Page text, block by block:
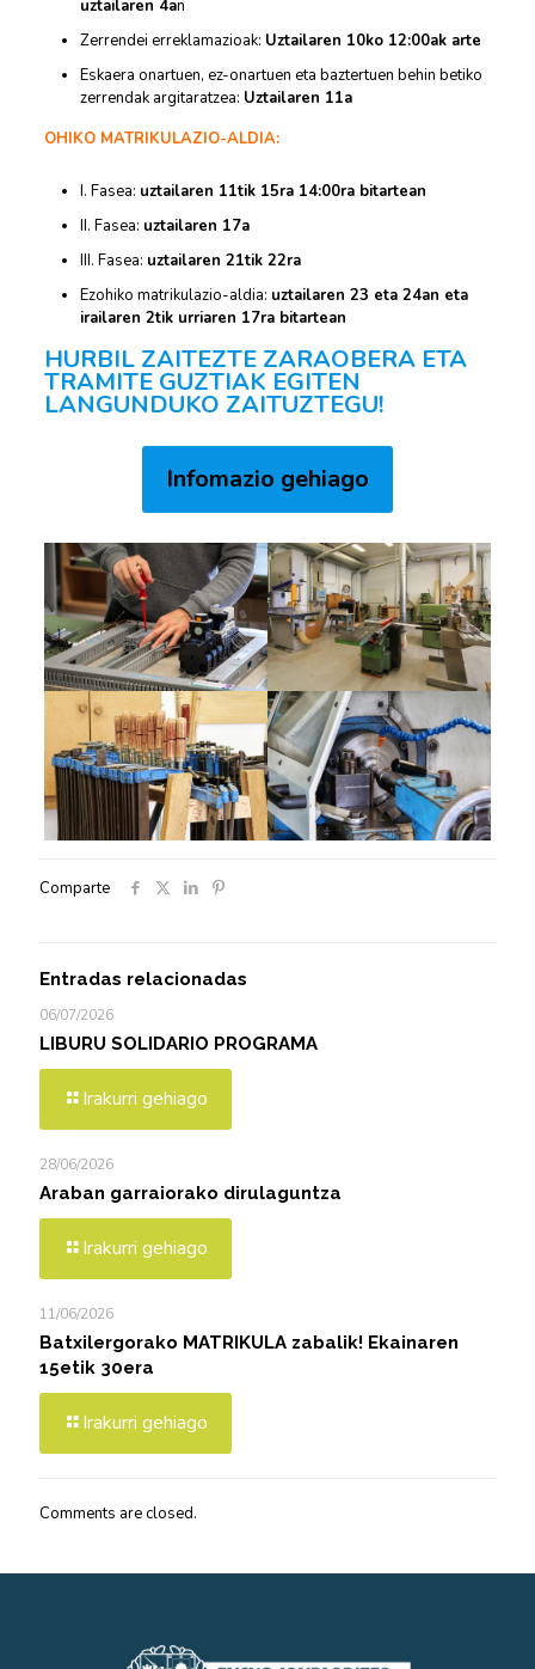
uztailaren 4an
Zerrendei erreklamazioak: Uztailaren 10ko 12:00ak arte
Eskaera onartuen, ez-onartuen eta baztertuen behin betiko
zerrendak argitaratzea: Uztailaren 11a
OHIKO MATRIKULAZIO-ALDIA:
I. Fasea: uztailaren 11tik 15ra 14:00ra bitartean
II. Fasea: uztailaren 17a
III. Fasea: uztailaren 21tik 22ra
Ezohiko matrikulazio-aldia: uztailaren 23 eta 24an eta
irailaren 2tik urriaren 17ra bitartean
HURBIL ZAITEZTE ZARAOBERA ETA
TRAMITE GUZTIAK EGITEN
LANGUNDUKO ZAITUZTEGU!
Infomazio gehiago
Comparte
Entradas relacionadas
06/07/2026
LIBURU SOLIDARIO PROGRAMA
Irakurri gehiago
28/06/2026
Araban garraiorako dirulaguntza
Irakurri gehiago
11/06/2026
Batxilergorako MATRIKULA zabalik! Ekainaren
15etik 30era
Irakurri gehiago
Comments are closed.